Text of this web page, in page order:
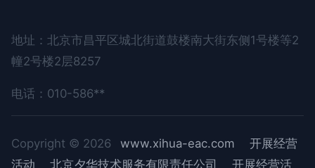
地址：北京市昌平区城北街道鼓楼南大街东侧1号楼等2
幢2号楼2层8257
电话：010-586**
Copyright © 2026 www.xihua-eac.com
开展经营
活动
北京夕华技术服务有限责任公司 开展经营活